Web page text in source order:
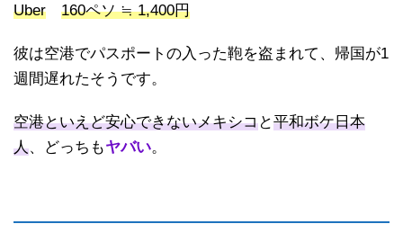
Uber 160ペソ ≒ 1,400円
彼は空港でパスポートの入った鞄を盗まれて、帰国が1
週間遅れたそうです。
空港といえど安心できないメキシコと平和ボケ日本
人、どっちもヤバい。